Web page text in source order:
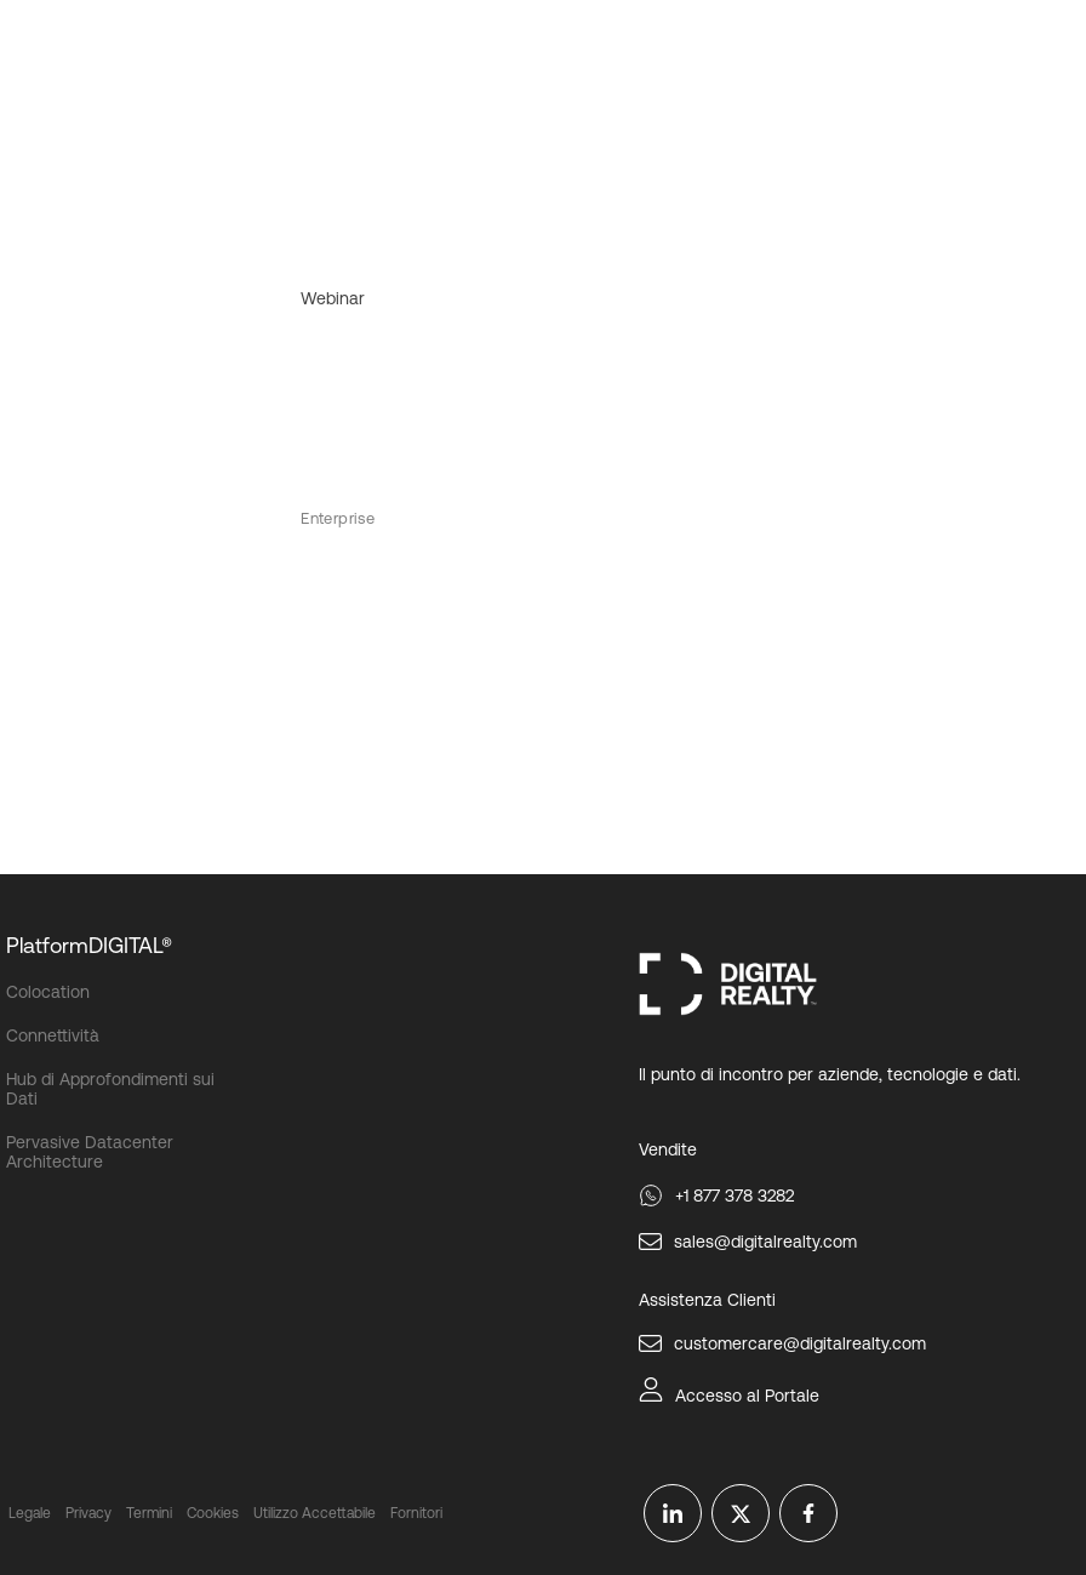
Webinar
Enterprise
PlatformDIGITAL®
Colocation
Connettività
Hub di Approfondimenti sui
Dati
Pervasive Datacenter
Architecture
Il punto di incontro per aziende, tecnologie e dati.
Vendite
+1 877 378 3282
sales@digitalrealty.com
Assistenza Clienti
customercare@digitalrealty.com
Accesso al Portale
Legale Privacy Termini Cookies Utilizzo Accettabile Fornitori